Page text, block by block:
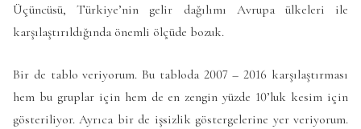
Üçüncüsü, Türkiye’nin gelir dağılımı Avrupa ülkeleri ile
karşılaştırıldığında önemli ölçüde bozuk.
Bir de tablo veriyorum. Bu tabloda 2007 – 2016 karşılaştırması
hem bu gruplar için hem de en zengin yüzde 10’luk kesim için
gösteriliyor. Ayrıca bir de işsizlik göstergelerine yer veriyorum.